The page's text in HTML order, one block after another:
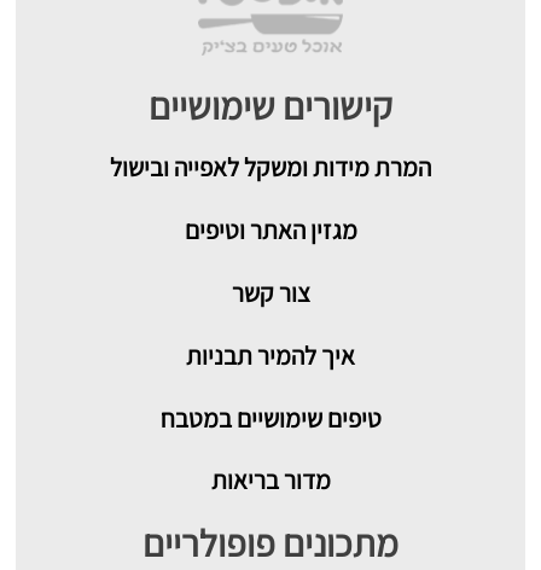
קישורים שימושיים
המרת מידות ומשקל לאפייה ובישול
מגזין האתר וטיפים
צור קשר
איך להמיר תבניות
טיפים שימושיים במטבח
מדור בריאות
מתכונים פופולריים